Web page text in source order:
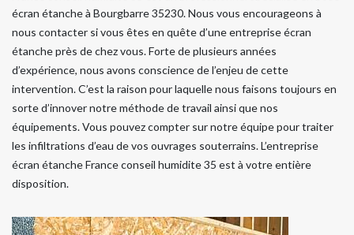
écran étanche à Bourgbarre 35230. Nous vous encourageons à
nous contacter si vous êtes en quête d’une entreprise écran
étanche près de chez vous. Forte de plusieurs années
d’expérience, nous avons conscience de l’enjeu de cette
intervention. C’est la raison pour laquelle nous faisons toujours en
sorte d’innover notre méthode de travail ainsi que nos
équipements. Vous pouvez compter sur notre équipe pour traiter
les infiltrations d’eau de vos ouvrages souterrains. L’entreprise
écran étanche France conseil humidite 35 est à votre entière
disposition.